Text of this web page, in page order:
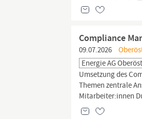
Compliance
09.07.2026
Energie AG
Umsetzung des
Themen zentrale
Mitarbeiter:innen